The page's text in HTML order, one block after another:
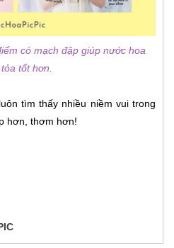
có mạch đập giúp nước hoa
tốt hơn.
tìm thấy nhiều niềm vui trong
hơn, thơm hơn!